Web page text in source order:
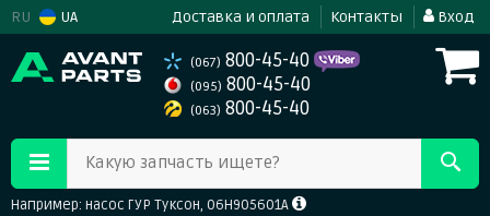
RU UA Доставка и оплата Контакты Вход
(067) 800-45-40
(095) 800-45-40
(063) 800-45-40
Какую запчасть ищете?
Например: насос ГУР Туксон, 06H905601A